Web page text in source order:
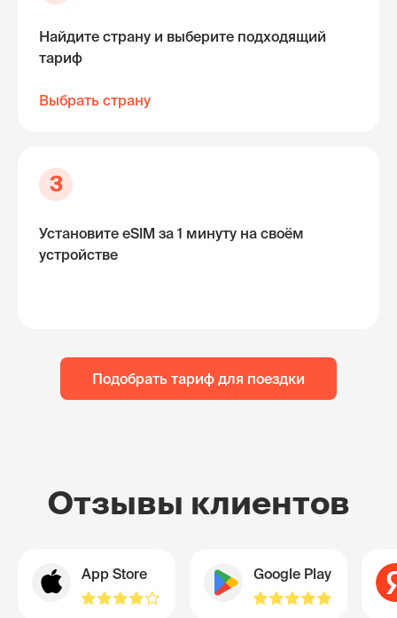
Найдите страну и выберите подходящий
тариф
Выбрать страну
3
Установите eSIM за 1 минуту на своём
устройстве
Подобрать тариф для поездки
Отзывы клиентов
App Store Google Play